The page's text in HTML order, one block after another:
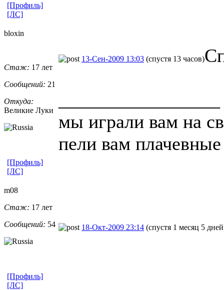
[Профиль]
[ЛС]
bloxin
Стаж: 17 лет
Сообщений: 21
Откуда:
Великие Луки
13-Сен-2009 13:03 (спустя 13 часов)
мы играли вам на
пели вам
[Профиль]
[ЛС]
m08
Стаж: 17 лет
Сообщений: 54 18-Окт-2009 23:14 (спустя 1 месяц 5
[Профиль]
[ЛС]